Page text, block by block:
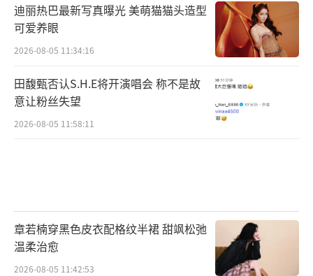
迪丽热巴最新写真曝光 美萌猫猫头造型
可爱养眼
2026-08-05 11:34:16
田馥甄否认S.H.E将开演唱会 称不是故
意让粉丝失望
2026-08-05 11:58:11
章若楠穿黑色皮衣配格纹半裙 甜飒松弛
温柔治愈
2026-08-05 11:42:53